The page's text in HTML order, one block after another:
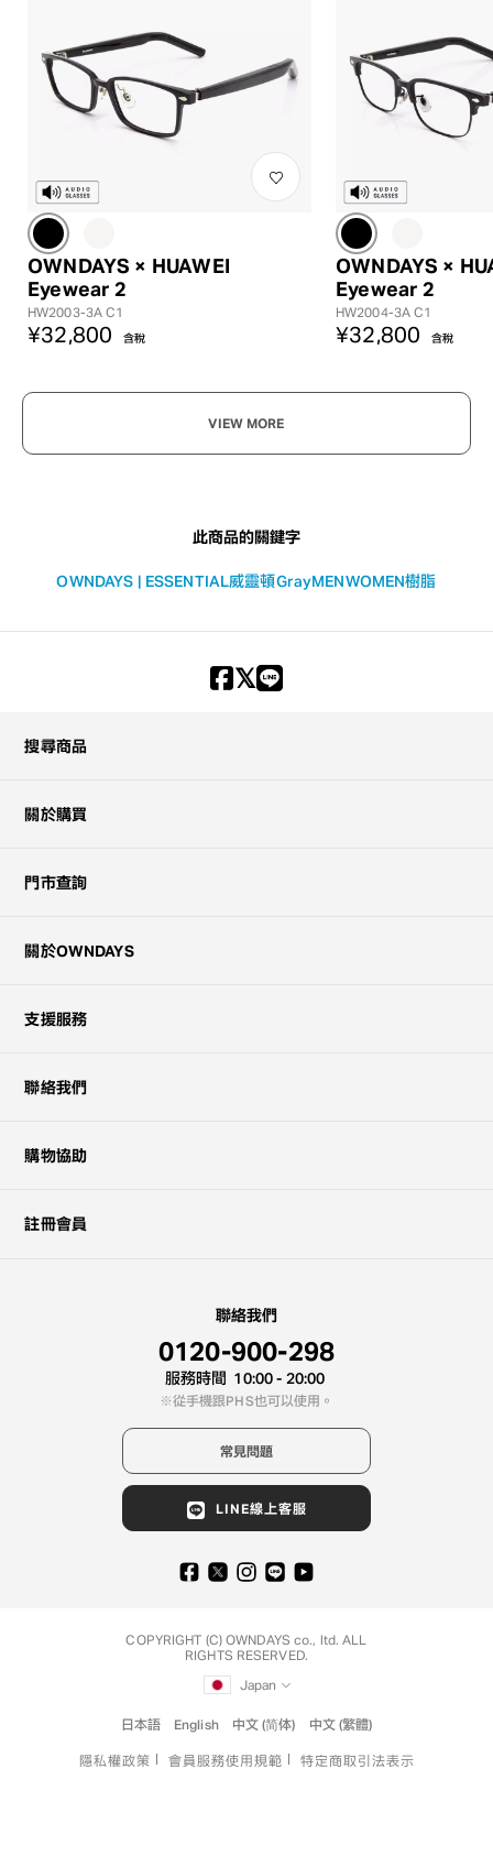
OWNDAYS × HUAWEI
Eyewear 2
HW2003-3A C1
¥32,800 含稅
OWNDAYS ×
Eyewear 2
HW2004-3A C1
¥32,800 含稅
VIEW MORE
此商品的關鍵字
OWNDAYS | ESSENTIAL威靈頓GrayMEN WOMEN樹脂
搜尋商品
關於購買
門市查詢
關於OWNDAYS
支援服務
聯絡我們
購物協助
註冊會員
聯絡我們
0120-900-298
服務時間 10:00 - 20:00
從手機跟PHS也可以使用。
常見問題
LINE線上客服
COPYRIGHT (C) OWNDAYS co., ltd. ALL
RIGHTS RESERVED.
Japan
日本語 English 中文 (简体) 中文 (繁體)
隱私權政策 會員服務使用規範 特定商取引法表示